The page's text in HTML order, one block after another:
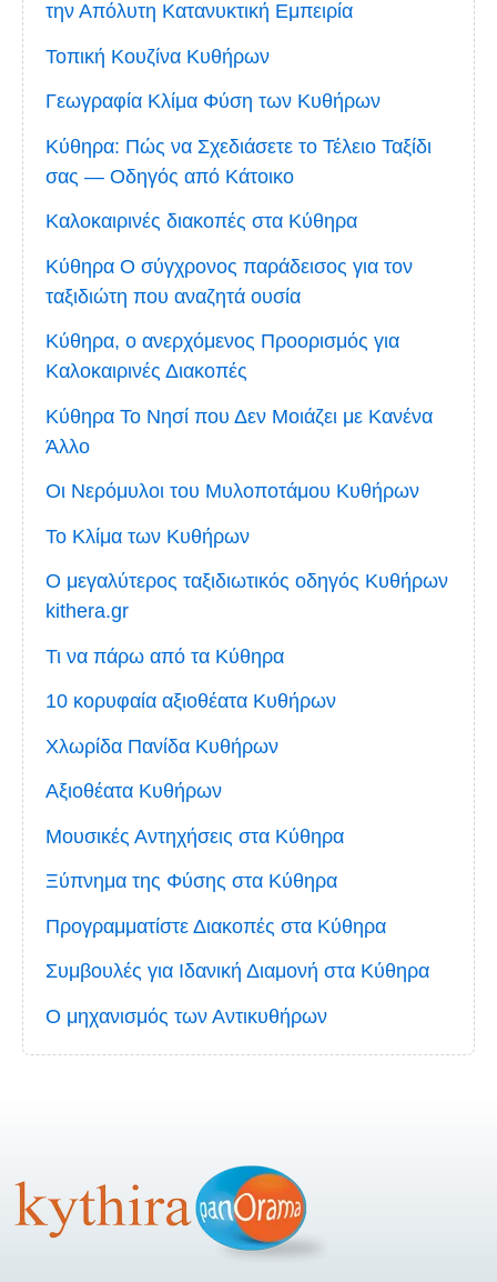
την Απόλυτη Κατανυκτική Εμπειρία
Τοπική Κουζίνα Κυθήρων
Γεωγραφία Κλίμα Φύση των Κυθήρων
Κύθηρα: Πώς να Σχεδιάσετε το Τέλειο Ταξίδι
σας — Οδηγός από Κάτοικο
Καλοκαιρινές διακοπές στα Κύθηρα
Κύθηρα Ο σύγχρονος παράδεισος για τον
ταξιδιώτη που αναζητά ουσία
Κύθηρα, ο ανερχόμενος Προορισμός για
Καλοκαιρινές Διακοπές
Κύθηρα Το Νησί που Δεν Μοιάζει με Κανένα
Άλλο
Οι Νερόμυλοι του Μυλοποτάμου Κυθήρων
Το Κλίμα των Κυθήρων
Ο μεγαλύτερος ταξιδιωτικός οδηγός Κυθήρων
kithera.gr
Τι να πάρω από τα Κύθηρα
10 κορυφαία αξιοθέατα Κυθήρων
Χλωρίδα Πανίδα Κυθήρων
Αξιοθέατα Κυθήρων
Μουσικές Αντηχήσεις στα Κύθηρα
Ξύπνημα της Φύσης στα Κύθηρα
Προγραμματίστε Διακοπές στα Κύθηρα
Συμβουλές για Ιδανική Διαμονή στα Κύθηρα
Ο μηχανισμός των Αντικυθήρων